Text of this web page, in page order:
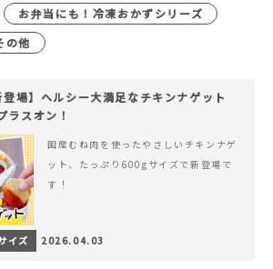
お弁当にも！冷凍おかずシリーズ
の他
場】ヘルシー大満足なチキンナゲット
ラスオン！
国産むね肉を使ったやさしいチキンナゲ
ット、たっぷり600gサイズで新登場で
す！
イズ 2026.04.03